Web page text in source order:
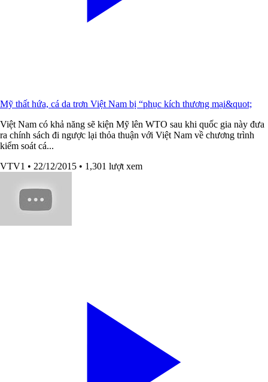
Mỹ thất hứa, cá da trơn Việt Nam bị “phục kích thương mại&quot;
Việt Nam có khả năng sẽ kiện Mỹ lên WTO sau khi quốc gia này đưa
ra chính sách đi ngược lại thỏa thuận với Việt Nam về chương trình
kiểm soát cá...
VTV1 • 22/12/2015 • 1,301 lượt xem